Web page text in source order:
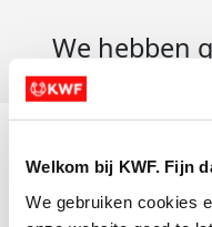
Welkom bij KWF. Fijn
We gebruiken cookies
We hebben
Actiematerialen
Evenementen